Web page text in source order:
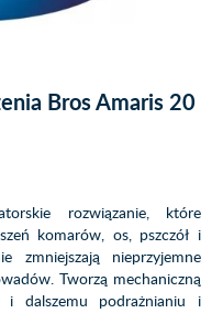
Bros Amaris 20
rozwiązanie, które
komarów, os, pszczół i
zmniejszają nieprzyjemne
Tworzą mechaniczną
i dalszemu podrażnianiu i